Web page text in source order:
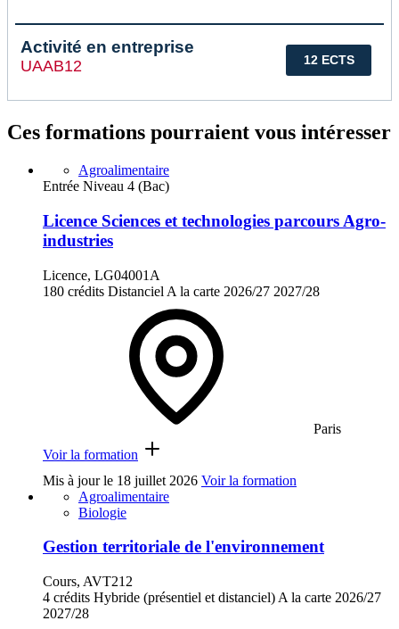
12 ECTS
Activité en entreprise
UAAB12
Ces formations pourraient vous intéresser
Agroalimentaire
Entrée Niveau 4 (Bac)
Licence Sciences et technologies parcours Agro-
industries
Licence, LG04001A
180 crédits Distanciel A la carte 2026/27 2027/28
Paris
Voir la formation
Mis à jour le 18 juillet 2026 Voir la formation
Agroalimentaire
Biologie
Gestion territoriale de l'environnement
Cours, AVT212
4 crédits Hybride (présentiel et distanciel) A la carte 2026/27
2027/28